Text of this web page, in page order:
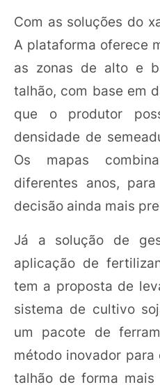
Com as soluções do
A plataforma oferece
as zonas de alto e
talhão, com base em
que o produtor
densidade de
Os mapas
diferentes anos,
decisão ainda mais
Já a solução de
aplicação de
tem a proposta de
sistema de cultivo
um pacote de
método inovador para
talhão de forma